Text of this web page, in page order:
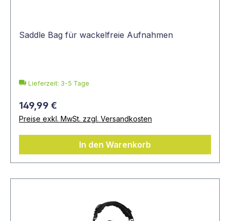
Saddle Bag für wackelfreie Aufnahmen
Lieferzeit: 3-5 Tage
149,99 €
Preise exkl. MwSt. zzgl. Versandkosten
In den Warenkorb